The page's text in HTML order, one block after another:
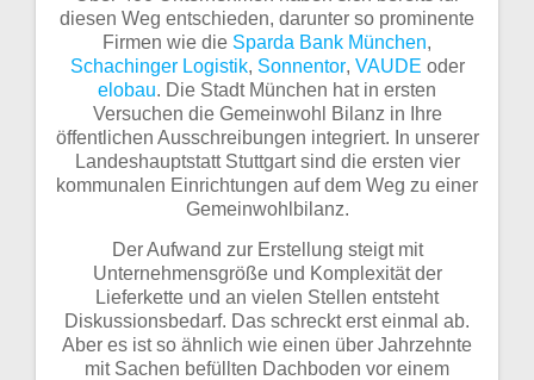
diesen Weg entschieden, darunter so prominente
Firmen wie die Sparda Bank München,
Schachinger Logistik, Sonnentor, VAUDE oder
elobau. Die Stadt München hat in ersten
Versuchen die Gemeinwohl Bilanz in Ihre
öffentlichen Ausschreibungen integriert. In unserer
Landeshauptstatt Stuttgart sind die ersten vier
kommunalen Einrichtungen auf dem Weg zu einer
Gemeinwohlbilanz.
Der Aufwand zur Erstellung steigt mit
Unternehmensgröße und Komplexität der
Lieferkette und an vielen Stellen entsteht
Diskussionsbedarf. Das schreckt erst einmal ab.
Aber es ist so ähnlich wie einen über Jahrzehnte
mit Sachen befüllten Dachboden vor einem